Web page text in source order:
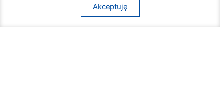
Na skróty:
Akceptuję